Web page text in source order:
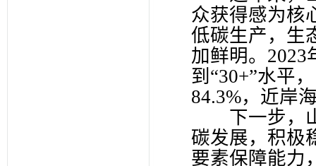
众获得感为核
低碳生产，生
加鲜明。2023
到“30+”水平
84.3%，近岸
下一步，山
碳发展，积极
要素保障能力